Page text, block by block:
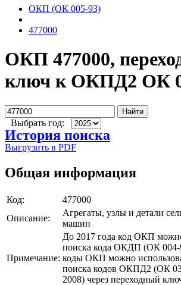
ОКП (ОК 005-93)
477000
ОКП 477000,
ключ к ОКПД2 ОК
Найти
Выбрать год:
История поиска
Выгрузить в PDF
Общая информация
Код:
477000
Описание:
Агрегаты, узлы и детали
машин
Примечание:
До 2017 года код ОКП
поиска кода ОКДП (ОК 004-
коды ОКП можно
поиска кодов ОКПД2 (ОК
2008) через переходный